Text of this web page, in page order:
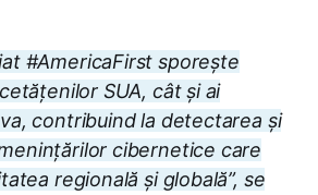
#AmericaFirst sporește
SUA, cât și ai
contribuind la detectarea și
cibernetice care
regională și globală”, se